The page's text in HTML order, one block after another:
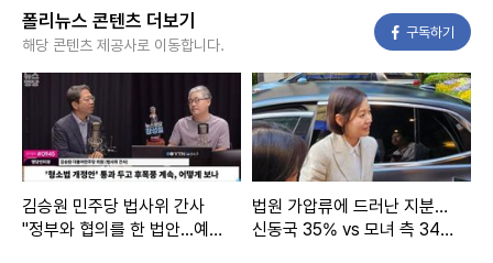
폴리뉴스 콘텐츠 더보기
해당 콘텐츠 제공사로 이동합니다.
구독하기
김승원 민주당 법사위 간사
"정부와 협의를 한 법안...예
법원 가압류에 드러난 지분…
신동국 35% vs 모녀 측 34.